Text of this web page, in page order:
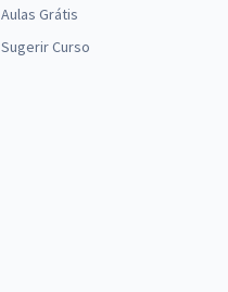
Aulas Grátis
Sugerir Curso